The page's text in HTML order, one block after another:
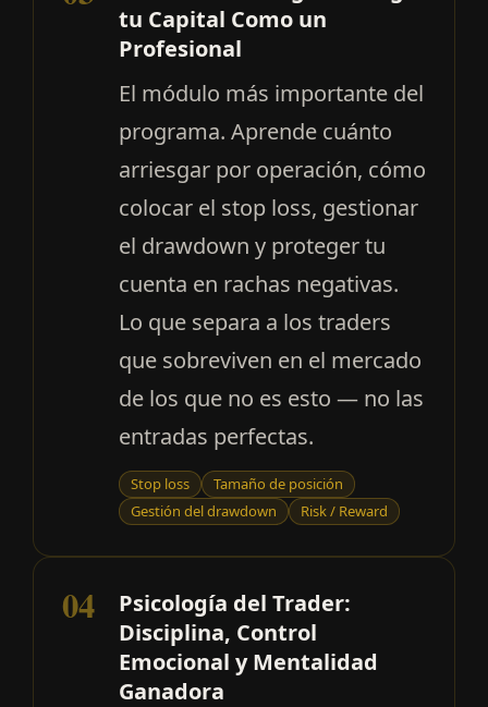
tu Capital Como un
Profesional
El módulo más importante del
programa. Aprende cuánto
arriesgar por operación, cómo
colocar el stop loss, gestionar
el drawdown y proteger tu
cuenta en rachas negativas.
Lo que separa a los traders
que sobreviven en el mercado
de los que no es esto — no las
entradas perfectas.
Stop loss
Tamaño de posición
Gestión del drawdown
Risk / Reward
04
Psicología del Trader:
Disciplina, Control
Emocional y Mentalidad
Ganadora